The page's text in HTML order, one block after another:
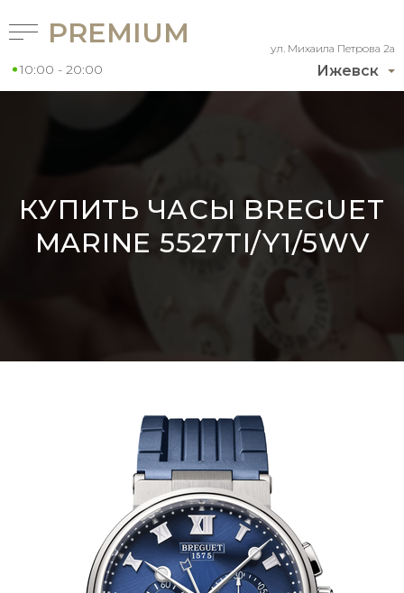
Ижевск
ул. Михаила Петрова 2а
PREMIUM
10:00 - 20:00
КУПИТЬ ЧАСЫ BREGUET
MARINE 5527TI/Y1/5WV